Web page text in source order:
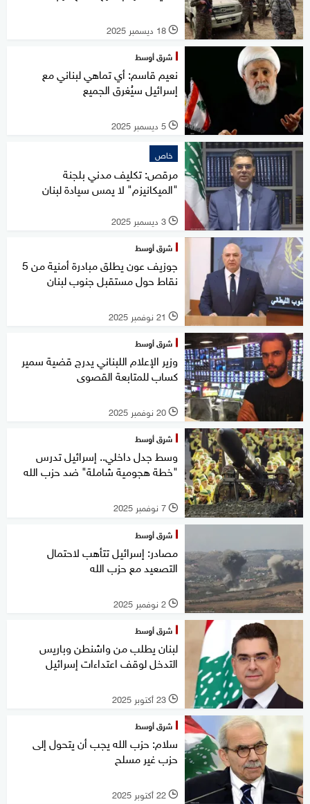
l 18 ديسمبر 2025
شرق أوسط
نعيم قاسم: أي تماهي لبناني مع
إسرائيل سيُغرق الجميع
l 5 ديسمبر 2025
خاص
مرقص: تكليف مدني بلجنة
"الميكانيزم" لا يمس سيادة لبنان
l 3 ديسمبر 2025
شرق أوسط
جوزيف عون يطلق مبادرة أمنية من 5
نقاط حول مستقبل جنوب لبنان
l 21 نوفمبر 2025
شرق أوسط
وزير الإعلام اللبناني يدرج قضية سمير
كساب للمتابعة القصوى
l 20 نوفمبر 2025
شرق أوسط
وسط جدل داخلي.. إسرائيل تدرس
"خطة هجومية شاملة" ضد حزب الله
l 7 نوفمبر 2025
شرق أوسط
مصادر: إسرائيل تتأهب لاحتمال
التصعيد مع حزب الله
l 2 نوفمبر 2025
شرق أوسط
لبنان يطلب من واشنطن وباريس
التدخل لوقف اعتداءات إسرائيل
l 23 أكتوبر 2025
شرق أوسط
سلام: حزب الله يجب أن يتحول إلى
حزب غير مسلح
l 22 أكتوبر 2025